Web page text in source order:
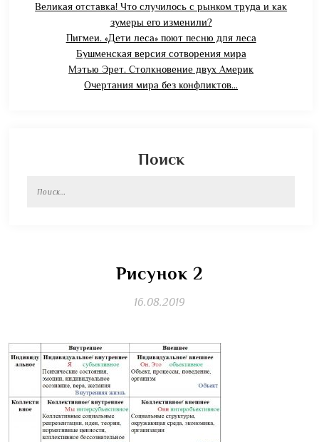
Великая отставка! Что случилось с рынком труда и как
зумеры его изменили?
Пигмеи. «Дети леса» поют песню для леса
Бушменская версия сотворения мира
Мэтью Эрет. Столкновение двух Америк
Очертания мира без конфликтов…
Поиск
Рисунок 2
16.08.2019